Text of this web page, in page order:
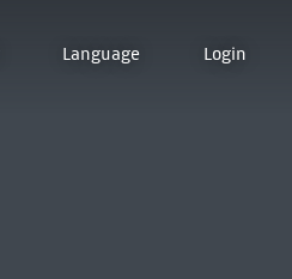
Language Login